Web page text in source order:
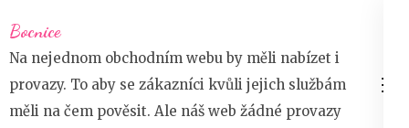
na
obsah
(stiskněte
Enter)
Bocnice
Na nejednom obchodním webu by měli nabízet i
provazy. To aby se zákazníci kvůli jejich službám
měli na čem pověsit. Ale náš web žádné provazy